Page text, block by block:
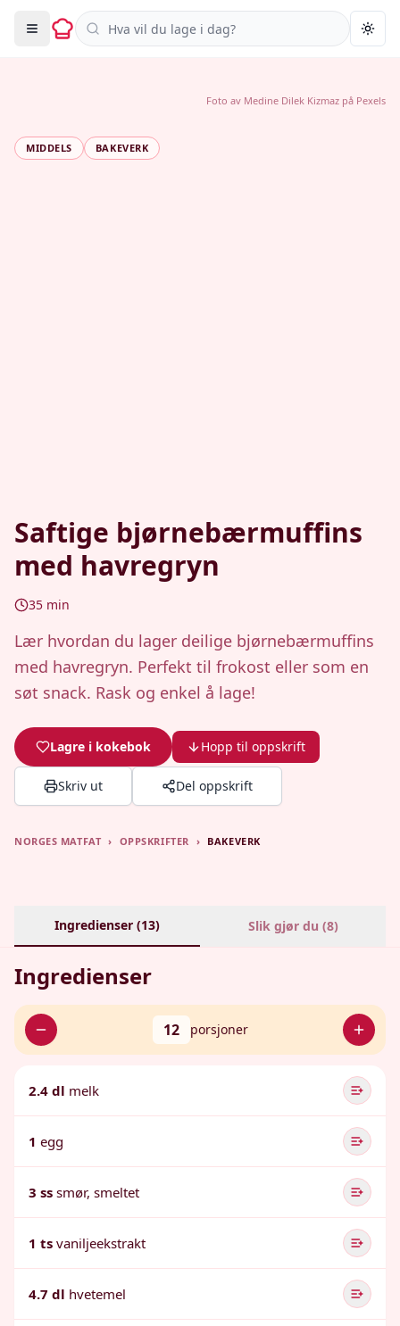
Søk i oppskrifter
MIDDELS BAKEVERK
Saftige bjørnebærmuffins
med havregryn
35 min
Lær hvordan du lager deilige bjørnebærmuffins
med havregryn. Perfekt til frokost eller som en
søt snack. Rask og enkel å lage!
Lagre i kokebok Hopp til oppskrift
Skriv ut Del oppskrift
Foto av Medine Dilek Kizmaz på Pexels
NORGES MATFAT › OPPSKRIFTER › BAKEVERK
Ingredienser (13) Slik gjør du (8)
Ingredienser
12 porsjoner
2.4 dl melk
1 egg
3 ss smør, smeltet
1 ts vaniljeekstrakt
4.7 dl hvetemel